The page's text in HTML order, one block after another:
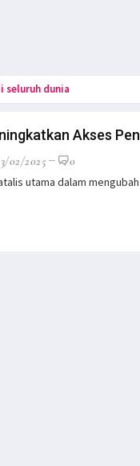
seluruh dunia
Akses
02/2025
0
utama dalam